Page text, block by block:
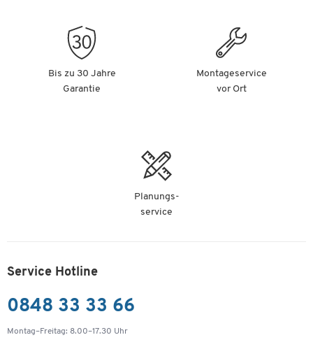
Bis zu 30 Jahre
Garantie
Montageservice
vor Ort
Planungs-
service
Service Hotline
0848 33 33 66
Montag–Freitag: 8.00–17.30 Uhr